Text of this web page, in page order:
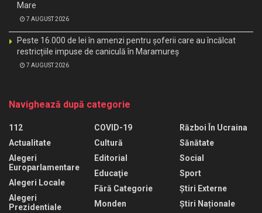
Mare
7 AUGUST 2026
Peste 16.000 de lei în amenzi pentru șoferii care au încălcat
restricțiile impuse de caniculă în Maramureș
7 AUGUST 2026
Navighează după categorie
112
Actualitate
Alegeri
Europarlamentare
Alegeri Locale
Alegeri
Prezidentiale
COVID-19
Cultură
Editorial
Educaţie
Fără Categorie
Monden
Război În Ucraina
Sănătate
Social
Sport
Știri Externe
Știri Naționale